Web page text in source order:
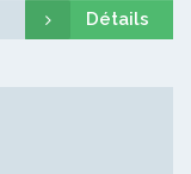
Détails